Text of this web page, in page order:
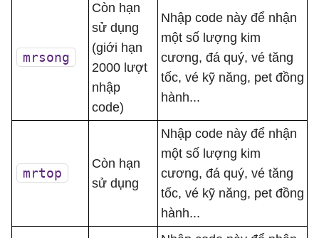
mrsong
Còn hạn
sử dụng
(giới hạn
2000 lượt
nhập
code)
Nhập code này để nhận
một số lượng kim
cương, đá quý, vé tăng
tốc, vé kỹ năng, pet đồng
hành...
mrtop
Còn hạn
sử dụng
Nhập code này để nhận
một số lượng kim
cương, đá quý, vé tăng
tốc, vé kỹ năng, pet đồng
hành...